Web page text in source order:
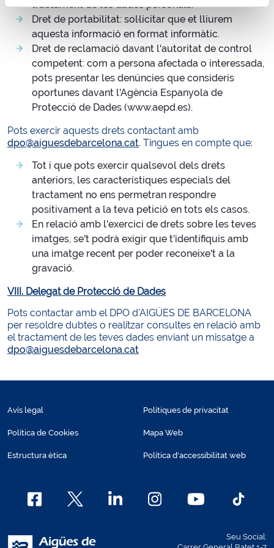
tractament de les dades personals.
Dret de portabilitat: sol·licitar que et lliurem
aquesta informació en format informàtic.
Dret de reclamació davant l'autoritat de control
competent: com a persona afectada o interessada,
pots presentar les denúncies que consideris
oportunes davant l'Agència Espanyola de
Protecció de Dades (www.aepd.es).
Pots exercir aquests drets contactant amb
dpo@aiguesdebarcelona.cat. Tingues en compte que:
Tot i que pots exercir qualsevol dels drets
anteriors, les característiques especials del
tractament no ens permetran respondre
positivament a la teva petició en tots els casos.
En relació amb l'exercici de drets sobre les teves
imatges, se't podrà exigir que t'identifiquis amb
una imatge recent per poder reconeixe't a la
gravació.
VIII. Delegat de Protecció de Dades
Pots contactar amb el DPO d'AIGÜES DE BARCELONA
per resoldre dubtes o realitzar consultes en relació amb
el tractament de les teves dades enviant un missatge a
dpo@aiguesdebarcelona.cat
Avís legal
Política de Cookies
Estructura ètica
Polítiques de privacitat
Mapa Web
Política d'accessibilitat web
Seu Social: